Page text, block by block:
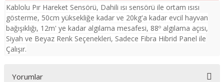
Kablolu Pır Hareket Sensörü, Dahili ısı sensörü ile ortam ısısı
gösterme, 50cm yüksekliğe kadar ve 20kg'a kadar evcil hayvan
bağışıklığı, 12m' ye kadar algılama mesafesi, 88º algılama açısı,
Siyah ve Beyaz Renk Seçenekleri, Sadece Fibra Hibrid Panel ile
Çalışır.
Yorumlar